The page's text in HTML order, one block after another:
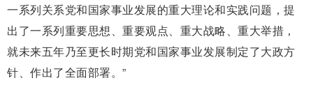
一系列关系党和国家事业发展的重大理论和实践问题，提
出了一系列重要思想、重要观点、重大战略、重大举措，
就未来五年乃至更长时期党和国家事业发展制定了大政方
针、作出了全面部署。”